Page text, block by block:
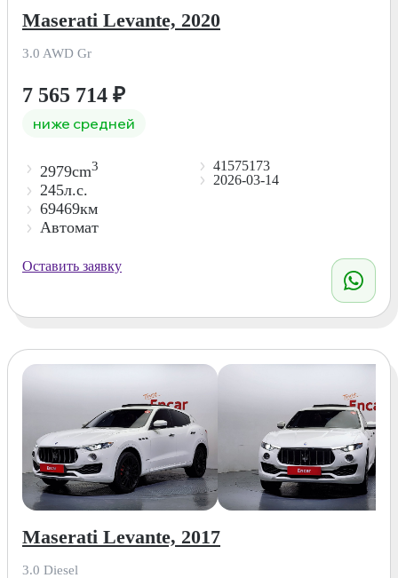
Maserati Levante, 2020
3.0 AWD Gr
7 565 714 ₽
ниже средней
2979cm3
245л.с.
69469км
Автомат
41575173
2026-03-14
Оставить заявку
Maserati Levante, 2017
3.0 Diesel